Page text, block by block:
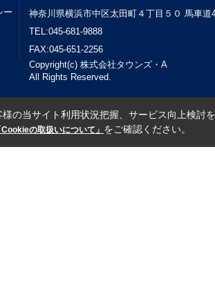
ー
神奈川県横浜市中区太田町４丁目５０ 馬車道
TEL:045-681-9888
FAX:045-651-2256
Copyright(c) 株式会社タウンズ・A
All Rights Reserved.
の当サイト利用状況把握、サービス向上検討
Cookieの取扱いについて」 をご確認ください。